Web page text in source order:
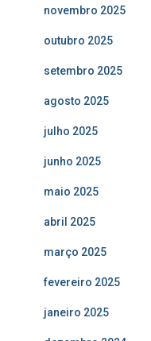
novembro 2025
outubro 2025
setembro 2025
agosto 2025
julho 2025
junho 2025
maio 2025
abril 2025
março 2025
fevereiro 2025
janeiro 2025